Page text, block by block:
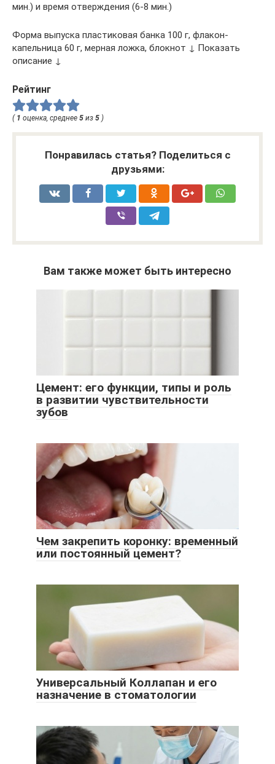
мин.) и время отверждения (6-8 мин.)
Форма выпуска пластиковая банка 100 г, флакон-
капельница 60 г, мерная ложка, блокнот ↓ Показать
описание ↓
Рейтинг
( 1 оценка, среднее 5 из 5 )
Понравилась статья? Поделиться с
друзьями:
Вам также может быть интересно
Цемент: его функции, типы и роль
в развитии чувствительности
зубов
Чем закрепить коронку: временный
или постоянный цемент?
Универсальный Коллапан и его
назначение в стоматологии